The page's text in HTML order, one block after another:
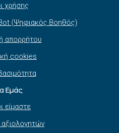
χρήσης
(Ψηφιακός Βοηθός)
απορρήτου
cookies
Εμάς
είμαστε